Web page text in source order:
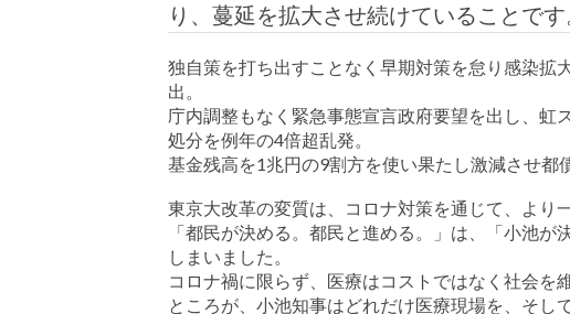
り、蔓延を拡大させ続けていることです
独自策を打ち出すことなく早期対策を怠り感染拡
出。
庁内調整もなく緊急事態宣言政府要望を出し、
処分を例年の4倍超乱発。
基金残高を1兆円の9割方を使い果たし激減させ都
東京大改革の変質は、コロナ対策を通じて、より
「都民が決める。都民と進める。」は、「小池
しまいました。
コロナ禍に限らず、医療はコストではなく社会を
ところが、小池知事はどれだけ医療現場を、そし